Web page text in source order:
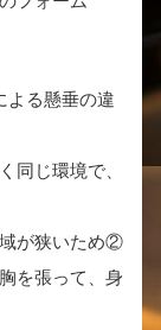
よる懸垂の違
じ環境で、
が狭いため②
を張って、身